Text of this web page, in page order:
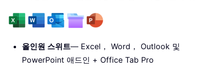
올인원 스위트— Excel， Word， Outlook 및
PowerPoint 애드인 + Office Tab Pro